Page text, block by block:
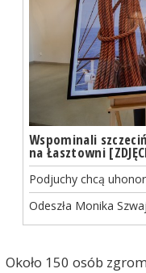
Wspominali
na Łasztowni
Podjuchy chcą
Odeszła Monika
Około 150 osób